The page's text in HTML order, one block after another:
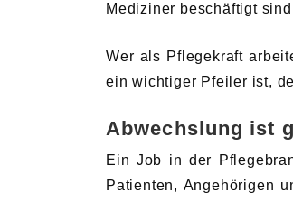
Mediziner beschäftigt
Wer als Pflegekraft
ein wichtiger Pfeiler ist,
Abwechslung ist
Ein Job in der
Patienten, Angehörigen